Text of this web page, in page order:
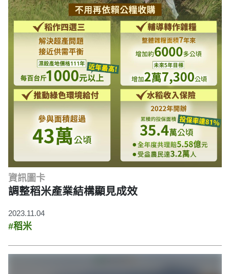
資訊圖卡
調整稻米產業結構顯見成效
2023.11.04
#稻米